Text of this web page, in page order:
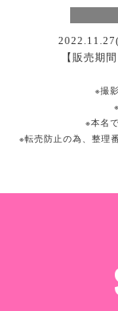
【販売期間
※撮
※
※本名
※転売防止の為、整理